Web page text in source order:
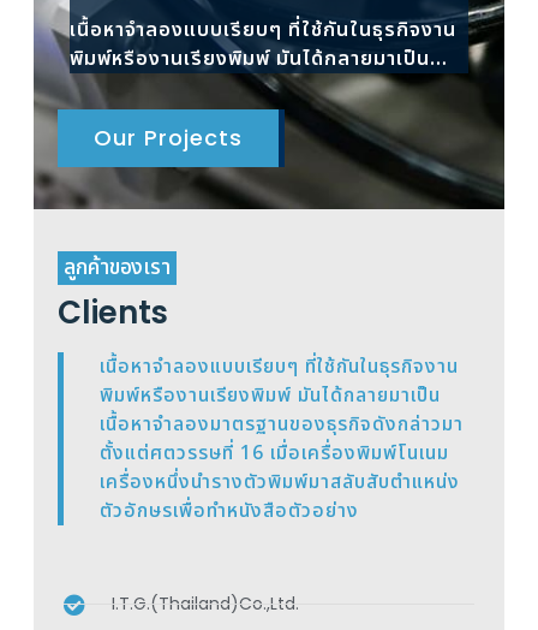
เนื้อหาจำลองแบบเรียบๆ ที่ใช้กันในธุรกิจงาน
พิมพ์หรืองานเรียงพิมพ์ มันได้กลายมาเป็น
เนื้อหาจำลองมาตรฐาน
เนื้อ
Our Projects
ลูกค้าของเรา
Clients
เนื้อหาจำลองแบบเรียบๆ ที่ใช้กันในธุรกิจงาน
พิมพ์หรืองานเรียงพิมพ์ มันได้กลายมาเป็น
เนื้อหาจำลองมาตรฐานของธุรกิจดังกล่าวมา
ตั้งแต่ศตวรรษที่ 16 เมื่อเครื่องพิมพ์โนเนม
เครื่องหนึ่งนำรางตัวพิมพ์มาสลับสับตำแหน่ง
ตัวอักษรเพื่อทำหนังสือตัวอย่าง
I.T.G.(Thailand)Co.,Ltd.